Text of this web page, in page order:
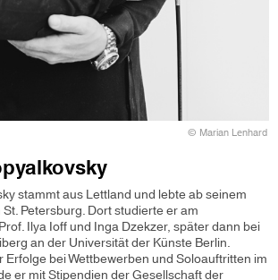
© Marian Lenhard
stammt aus Lettland und lebte ab seinem
Petersburg. Dort studierte er am
Ilya Ioff und Inga Dzekzer, später dann bei
an der Universität der Künste Berlin.
bei Wettbewerben und Soloauftritten im